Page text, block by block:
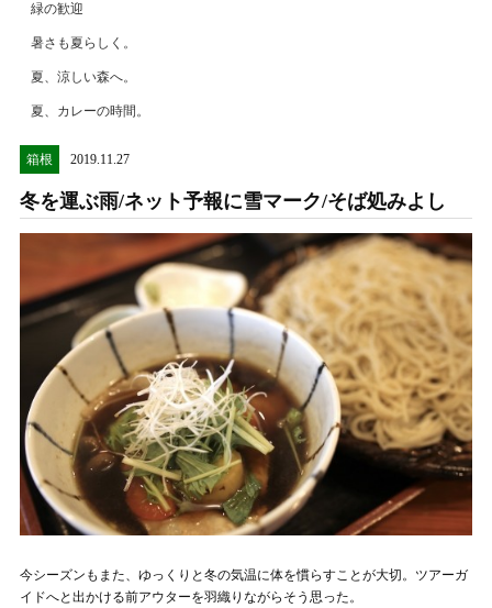
緑の歓迎
暑さも夏らしく。
夏、涼しい森へ。
夏、カレーの時間。
箱根 2019.11.27
冬を運ぶ雨/ネット予報に雪マーク/そば処みよし
今シーズンもまた、ゆっくりと冬の気温に体を慣らすことが大切。ツアーガ
イドへと出かける前アウターを羽織りながらそう思った。